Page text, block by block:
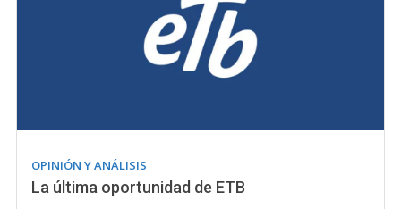
OPINIÓN Y ANÁLISIS
La última oportunidad de ETB